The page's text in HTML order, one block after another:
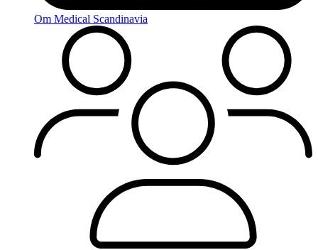
Om Medical Scandinavia